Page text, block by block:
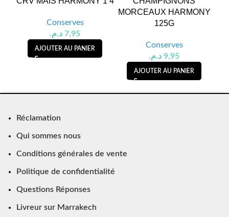
Conserves
7,95 د.م.
AJOUTER AU PANIER
MORCEAUX HARMONY
125G
Conserves
9,95 د.م.
AJOUTER AU PANIER
Réclamation
Qui sommes nous
Conditions générales de vente
Politique de confidentialité
Questions Réponses
Livreur sur Marrakech